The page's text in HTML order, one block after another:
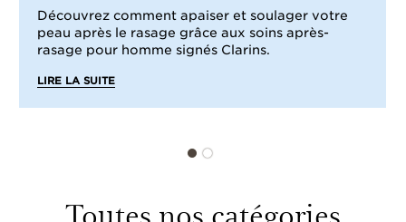
Découvrez comment apaiser et soulager votre
peau après le rasage grâce aux soins après-
rasage pour homme signés Clarins.
LIRE LA SUITE
Toutes nos catégories